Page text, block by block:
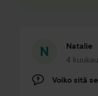
Natalie
4
Viesti
Voiko sitä